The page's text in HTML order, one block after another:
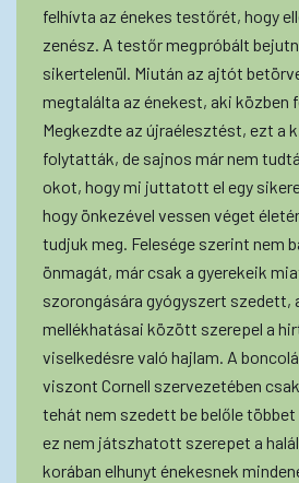
felhívta az énekes testőrét, hogy
zenész. A testőr megpróbált
sikertelenül. Miután az ajtót
megtalálta az énekest, aki
Megkezdte az újraélesztést, ezt a
folytatták, de sajnos már nem
okot, hogy mi juttatott el egy
hogy önkezével vessen véget
tudjuk meg. Felesége szerint nem
önmagát, már csak a gyerekeik
szorongására gyógyszert szedett,
mellékhatásai között szerepel a
viselkedésre való hajlam. A
viszont Cornell szervezetében
tehát nem szedett be belőle többet
ez nem játszhatott szerepet a
korában elhunyt énekesnek